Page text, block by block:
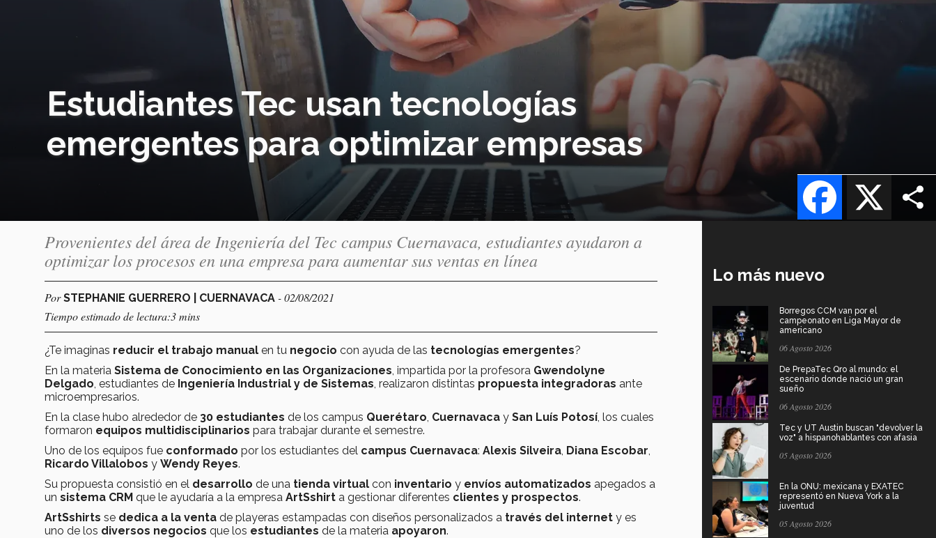
Estudiantes Tec usan tecnologías
emergentes para optimizar empresas
X
Facebook
Provenientes del área de Ingeniería del Tec campus Cuernavaca, estudiantes ayudaron a
optimizar los procesos en una empresa para aumentar sus ventas en línea
PorSTEPHANIE GUERRERO | CUERNAVACA - 02/08/2021
Tiempo estimado de lectura:3 mins
¿Te imaginas reducir el trabajo manual en tu negocio con ayuda de las tecnologías emergentes?
En la materia Sistema de Conocimiento en las Organizaciones , impartida por la profesora Gwendolyne
Delgado , estudiantes de Ingeniería Industrial y de Sistemas , realizaron distintas propuesta integradoras ante
microempresarios.
En la clase hubo alrededor de 30 estudiantes de los campus Querétaro Cuernavaca y San Luís Potosí , los cuales
formaron equipos multidisciplinarios para trabajar durante el semestre.
Uno de los equipos fue conformado por los estudiantes del campus Cuernavaca: Alexis Silveira Diana Escobar
Ricardo Villalobos y Wendy Reyes.
Su propuesta consistió en el desarrollo de una tienda virtual con inventario y envíos automatizados apegados a
un sistema CRM que le ayudaría a la empresa ArtSshirt a gestionar diferentes clientes y prospectos.
ArtSshirts se dedica a la venta de playeras estampadas con diseños personalizados a través del internet y es
uno de los diversos negocios que los estudiantes de la materia apoyaron.
Lo más nuevo
Borregos CCM van por el
campeonato en Liga Mayor de
americano
06 Agosto 2026
De PrepaTec Qro al mundo: el
escenario donde nació un gran
sueño
06 Agosto 2026
Tec y UT Austin buscan "devolver la
voz" a hispanohablantes con afasia
05 Agosto 2026
En la ONU: mexicana y EXATEC
representó en Nueva York a la
juventud
05 Agosto 2026